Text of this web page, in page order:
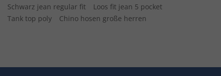
Schwarz jean regular fit
Loos fit jean 5 pocket
Tank top poly
Chino hosen große herren